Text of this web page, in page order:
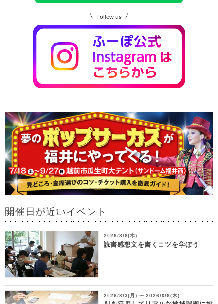
Follow us
開催日が近いイベント
2026/8/6(木)
読書感想文を書くコツを学ぼう
2026/8/3(月) 〜 2026/8/6(木)